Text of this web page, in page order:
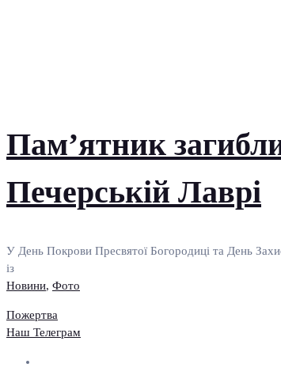
Пам’ятник
Печерській Лаврі
У День Покрови Пресвятої Богородиці та День
із
Новини, Фото
Пожертва
Наш Телеграм